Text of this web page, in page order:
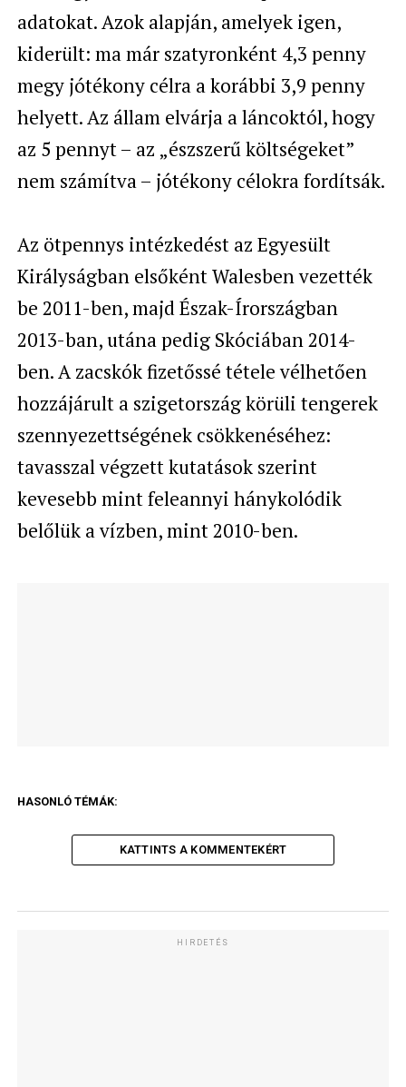
adatokat. Azok alapján, amelyek igen,
kiderült: ma már szatyronként 4,3 penny
megy jótékony célra a korábbi 3,9 penny
helyett. Az állam elvárja a láncoktól, hogy
az 5 pennyt – az „észszerű költségeket”
nem számítva – jótékony célokra fordítsák.
Az ötpennys intézkedést az Egyesült
Királyságban elsőként Walesben vezették
be 2011-ben, majd Észak-Írországban
2013-ban, utána pedig Skóciában 2014-
ben.A zacskók fizetőssé tétele vélhetően
hozzájárult a szigetország körüli tengerek
szennyezettségének csökkenéséhez:
tavasszal végzett kutatások szerint
kevesebb mint feleannyi hánykolódik
belőlük a vízben, mint 2010-ben.
HASONLÓ TÉMÁK:
KATTINTS A KOMMENTEKÉRT
HIRDETÉS